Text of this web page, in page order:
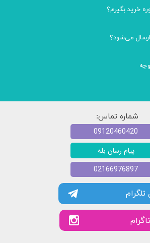
خرید بگیرم؟
می‌شود؟
شماره تماس:
تلگرام
پیام رسان بله
09120460420
02166976897